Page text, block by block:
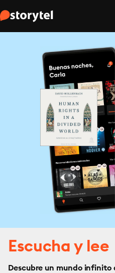
Escucha y lee
Descubre un mundo infinito